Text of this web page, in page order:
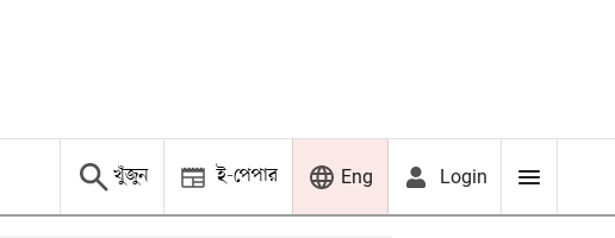
খুঁজুন ই-পেপার Eng Login